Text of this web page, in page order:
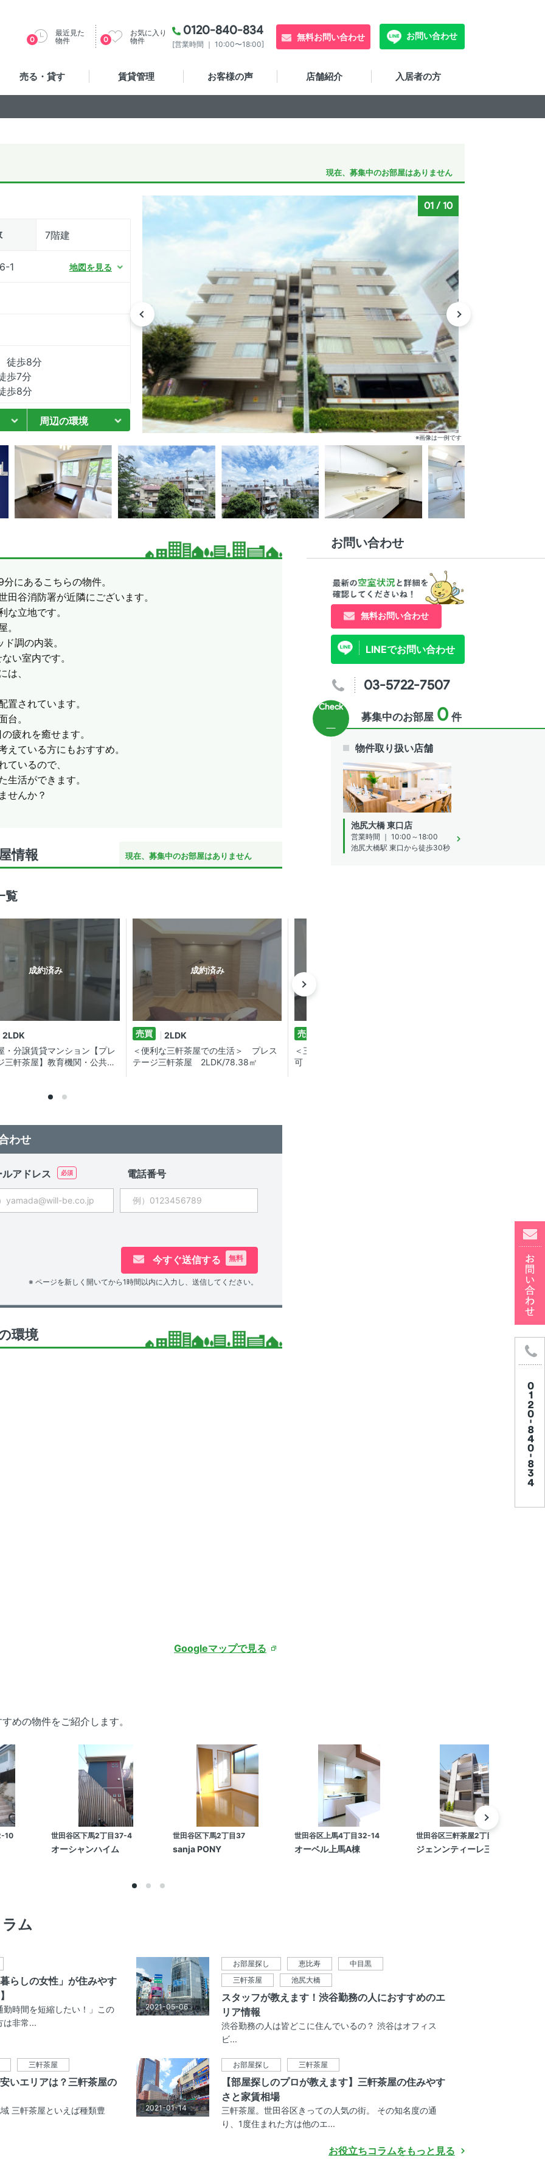
0120-840-834
[営業時間 ｜ 10:00〜18:00]
無料お問い合わせ お問い合わせ
最近見た
物件
0
お気に入り
物件
0
売る・貸す 賃貸管理 お客様の声 店舗紹介 入居者の方
現在、募集中のお部屋はありません
7階建
1 地図を見る
徒歩8分
歩7分
歩8分
周辺の環境
01 /10
※画像は一例です
にあるこちらの物件。
谷消防署が近隣にございます。
な立地です。
。
調の内装。
い室内です。
は、
されています。
台。
疲れを癒せます。
ている方にもおすすめ。
ているので、
活ができます。
せんか？
情報 現在、募集中のお部屋はありません
覧
成約済み
2LDK
・分譲賃貸マンション【プレ
三軒茶屋】教育機関・公共施
成約済み
売買
2LDK
＜便利な三軒茶屋での生活＞ プレス
テージ三軒茶屋 2LDK/78.38㎡
売買
＜三方向角住戸、充実の収納、ペット
可！＞ プレステージ三軒茶屋/78.38
わせ
アドレス 電話番号
今すぐ送信する 無料
※ ページを新しく開いてから1時間以内に入力し、送信してください。
環境
Googleマップで見る
お問い合わせ
無料お問い合わせ
LINEでお問い合わせ
03-5722-7507
募集中のお部屋 0 件
物件取り扱い店舗
池尻大橋 東口店
営業時間 ｜ 10:00～18:00
池尻大橋駅 東口から徒歩30秒
めの物件をご紹介します。
10 世田谷区下馬2丁目37-4
オーシャンハイム
世田谷区下馬2丁目37
sanja PONY
世田谷区上馬4丁目32-14
オーベル上馬A棟
世田谷区三軒茶屋2丁目32-2
ジェンンティーレ三軒茶屋
ム
らしの女性」が住みやす
時間を短縮したい！」この
は非常...
2021-05-06
お部屋探し 恵比寿
中目黒
三軒茶屋
池尻大橋
スタッフが教えます！渋谷勤務の人におすすめのエ
リア情報
渋谷勤務の人は皆どこに住んでいるの？ 渋谷はオフィス
ビ...
三軒茶屋
いエリアは？三軒茶屋の
三軒茶屋といえば種類豊 2021-01-14
お部屋探し 三軒茶屋
【部屋探しのプロが教えます】三軒茶屋の住みやす
さと家賃相場
三軒茶屋。世田谷区きっての人気の街。 その知名度の通
り、1度住まれた方は他のエ...
お役立ちコラムをもっと見る